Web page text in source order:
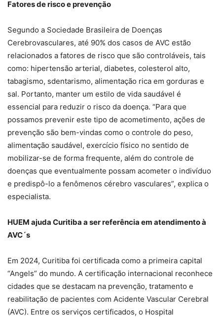
Fatores de risco e prevenção
Segundo a Sociedade Brasileira de Doenças
Cerebrovasculares, até 90% dos casos de AVC estão
relacionados a fatores de risco que são controláveis, tais
como: hipertensão arterial, diabetes, colesterol alto,
tabagismo, sdentarismo, alimentação rica em gorduras e
sal. Portanto, manter um estilo de vida saudável é
essencial para reduzir o risco da doença. “Para que
possamos prevenir este tipo de acometimento, ações de
prevenção são bem-vindas como o controle do peso,
alimentação saudável, exercício físico no sentido de
mobilizar-se de forma frequente, além do controle de
doenças que eventualmente possam acometer o indivíduo
e predispô-lo a fenômenos cérebro vasculares”, explica o
especialista.
HUEM ajuda Curitiba a ser referência em atendimento à
AVC´s
Em 2024, Curitiba foi certificada como a primeira capital
“Angels” do mundo. A certificação internacional reconhece
cidades que se destacam na prevenção, tratamento e
reabilitação de pacientes com Acidente Vascular Cerebral
(AVC). Entre os serviços certificados, o Hospital